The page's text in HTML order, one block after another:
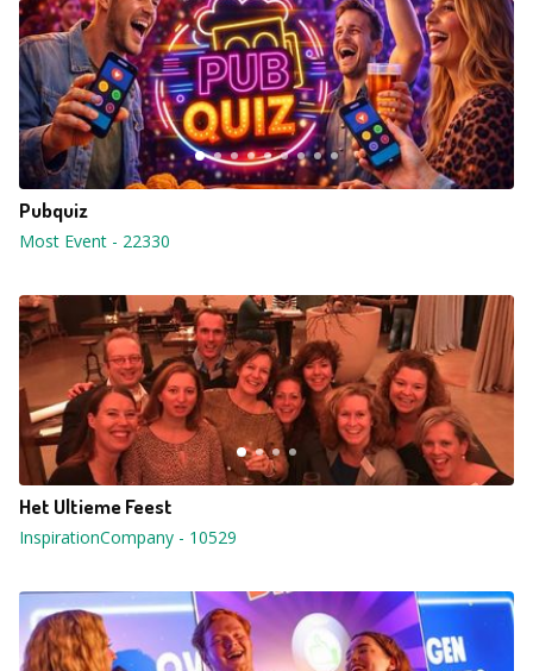
Pubquiz
Most Event - 22330
Het Ultieme Feest
InspirationCompany - 10529